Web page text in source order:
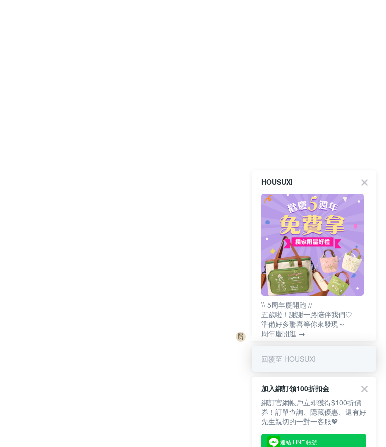
HOUSUXI
\\ 5周年慶開跑 //
五歲啦！謝謝一路陪伴我們♡
準備好多驚喜等你來發現～
周年慶開逛 →
回覆至 HOUSUXI
加入綁訂領100折扣金
綁訂官網帳戶立即獲得$100折價
券！訂單查詢、隱藏優惠、還有好
先生親切的一對一客服💖
連結 LINE 帳號